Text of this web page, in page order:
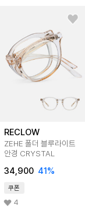
RECLOW
ZEHE 폴더 블루라이트
안경 CRYSTAL
34,900 41%
쿠폰
4